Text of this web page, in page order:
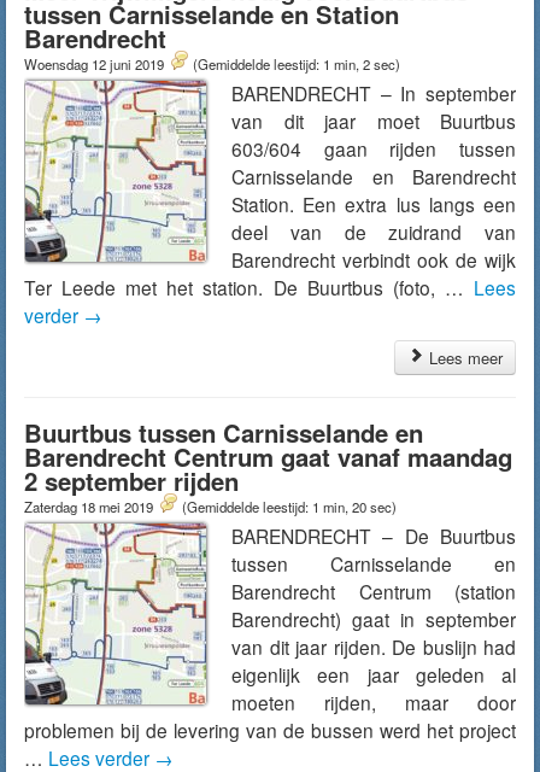
tussen Carnisselande en Station
Barendrecht
Woensdag 12 juni 2019 (Gemiddelde leestijd: 1 min, 2 sec)
BARENDRECHT – In september
van dit jaar moet Buurtbus
603/604 gaan rijden tussen
Carnisselande en Barendrecht
Station. Een extra lus langs een
deel van de zuidrand van
Barendrecht verbindt ook de wijk
Ter Leede met het station. De Buurtbus (foto, … Lees
verder →
Lees meer
Buurtbus tussen Carnisselande en
Barendrecht Centrum gaat vanaf maandag
2 september rijden
Zaterdag 18 mei 2019 (Gemiddelde leestijd: 1 min, 20 sec)
BARENDRECHT – De Buurtbus
tussen Carnisselande en
Barendrecht Centrum (station
Barendrecht) gaat in september
van dit jaar rijden. De buslijn had
eigenlijk een jaar geleden al
moeten rijden, maar door
problemen bij de levering van de bussen werd het project
… Lees verder →